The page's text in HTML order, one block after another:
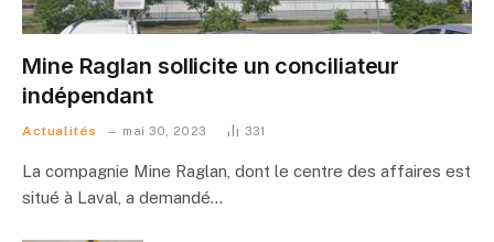
Mine Raglan sollicite un conciliateur
indépendant
Actualités mai 30, 2023 331
La compagnie Mine Raglan, dont le centre des affaires est
situé à Laval, a demandé…